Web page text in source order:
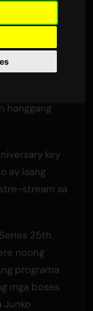
sa Ingles
na
hanggang
key
ay isang
stream sa
25th
noong
programa
mga boses
Junko